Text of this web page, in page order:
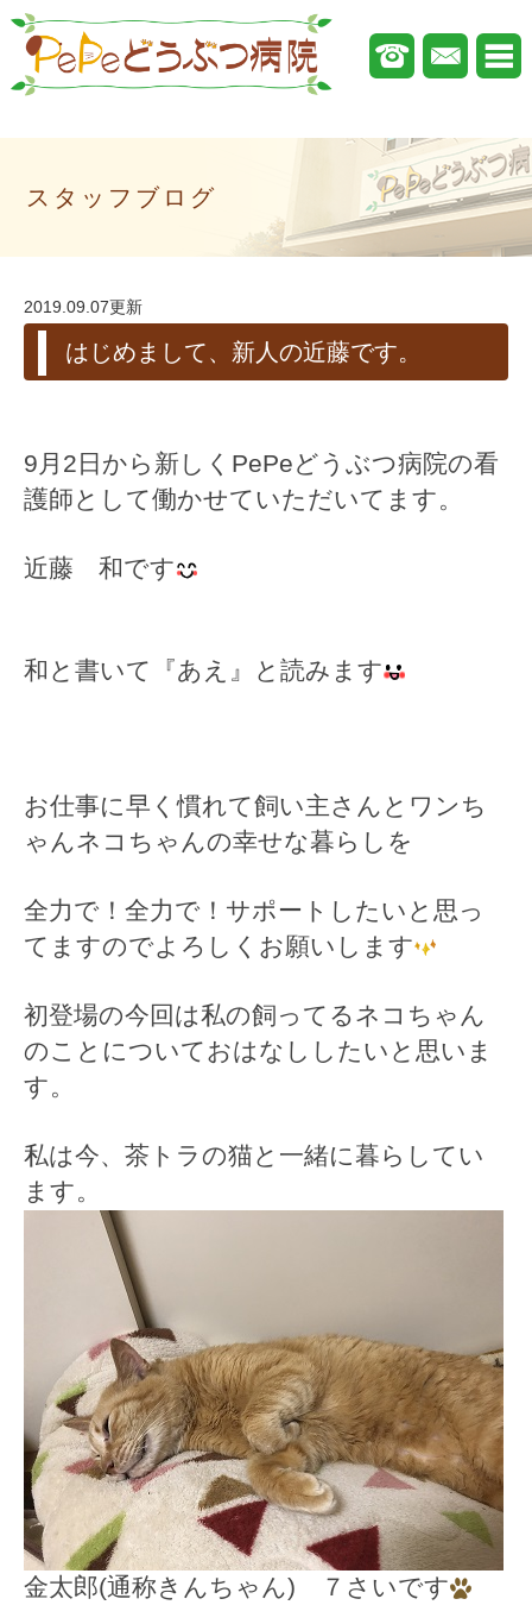
スタッフブログ
2019.09.07更新
はじめまして、新人の近藤です。
9月2日から新しくPePeどうぶつ病院の看
護師として働かせていただいてます。
近藤 和です
和と書いて『あえ』と読みます
お仕事に早く慣れて飼い主さんとワンち
ゃんネコちゃんの幸せな暮らしを
全力で！全力で！サポートしたいと思っ
てますのでよろしくお願いします
初登場の今回は私の飼ってるネコちゃん
のことについておはなししたいと思いま
す。
私は今、茶トラの猫と一緒に暮らしてい
ます。
金太郎(通称きんちゃん) ７さいです